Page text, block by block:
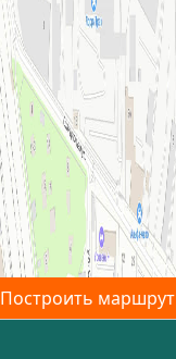
Построить маршрут